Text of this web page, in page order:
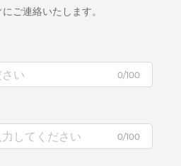
ご連絡いたします。
0/100
0/100